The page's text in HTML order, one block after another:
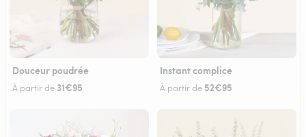
Douceur poudrée
À partir de 31€95
Instant complice
À partir de 52€95